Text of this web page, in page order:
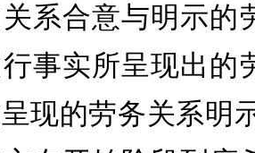
系合意与明示的
事实所呈现出的
现的劳务关系明